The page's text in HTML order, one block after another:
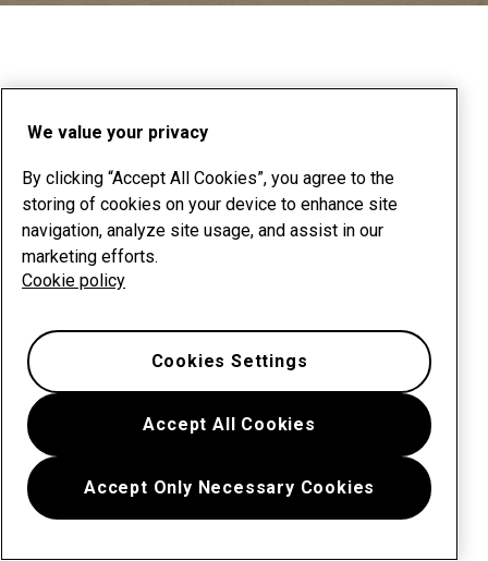
We value your privacy
By clicking “Accept All Cookies”, you agree to the
storing of cookies on your device to enhance site
navigation, analyze site usage, and assist in our
marketing efforts.
Cookie policy
Accept All Cookies
Accept Only Necessary Cookies
Cookies Settings